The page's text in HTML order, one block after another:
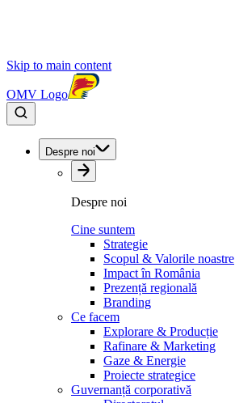
Skip to main content
OMV Logo
Despre noi
Despre noi
Cine suntem
Strategie
Scopul & Valorile noastre
Impact în România
Prezență regională
Branding
Ce facem
Explorare & Producție
Rafinare & Marketing
Gaze & Energie
Proiecte strategice
Guvernanță corporativă